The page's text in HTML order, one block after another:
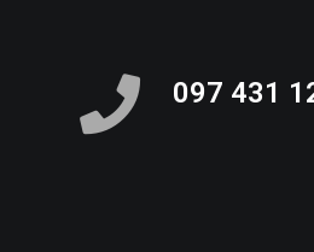
097 431